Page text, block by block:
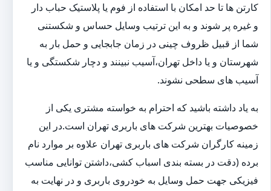
کارتن ها تا حد امکان با استفاده از فوم یا پلاستیک حباب دار
و غیره پر شوند و به این ترتیب وسایل حساس و شکستنی
شما از قبیل ظروف چینی در زمان جابجایی و حمل بار به
شهرستان و یا داخل تهران،آسیب نبینند و دچار شکستگی و یا
آسیب های سطحی نشوند.
به یاد داشته باشید که احترام به خواسته مشتری یکی از
خصوصیات بهترین شرکت های باربری تهران است.در این
زمینه کارگران شرکت های باربری تهران علاوه بر موارد نام
برده (دقت در بسته بندی اسباب کشی،داشتن توانایی مناسب
فیزیکی جهت حمل وسایل به خودروی باربری و در نهایت به